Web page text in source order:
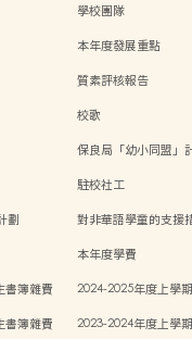
學校團隊
本年度發展重點
質素評核報告
校歌
保良局「幼小同盟」
駐校社工
劃
對非華語學童的支援
本年度學費
書簿雜費
2024-2025年度上學
書簿雜費
2023-2024年度上學